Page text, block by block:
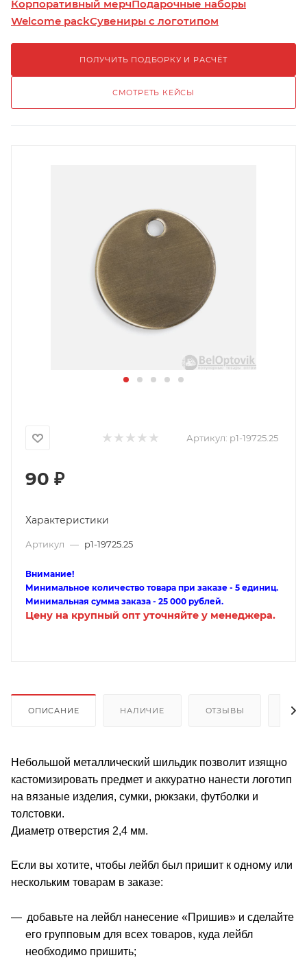
Корпоративный мерчПодарочные наборы
Welcome packСувениры с логотипом
ПОЛУЧИТЬ ПОДБОРКУ И РАСЧЁТ
СМОТРЕТЬ КЕЙСЫ
Артикул: p1-19725.25
90 ₽
Характеристики
Артикул — p1-19725.25
Внимание!
Минимальное количество товара при заказе - 5 единиц.
Минимальная сумма заказа - 25 000 рублей.
Цену на крупный опт уточняйте у менеджера.
ОПИСАНИЕ НАЛИЧИЕ ОТЗЫВЫ
Небольшой металлический шильдик позволит изящно
кастомизировать предмет и аккуратно нанести логотип
на вязаные изделия, сумки, рюкзаки, футболки и
толстовки.
Диаметр отверстия 2,4 мм.
Если вы хотите, чтобы лейбл был пришит к одному или
нескольким товарам в заказе:
добавьте на лейбл нанесение «Пришив» и сделайте
его групповым для всех товаров, куда лейбл
необходимо пришить;